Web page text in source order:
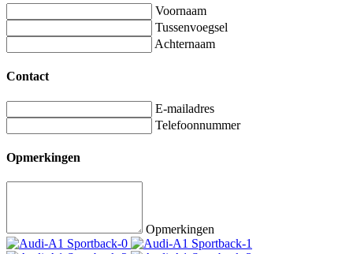
Voornaam
Tussenvoegsel
Achternaam
Contact
E-mailadres
Telefoonnummer
Opmerkingen
Opmerkingen